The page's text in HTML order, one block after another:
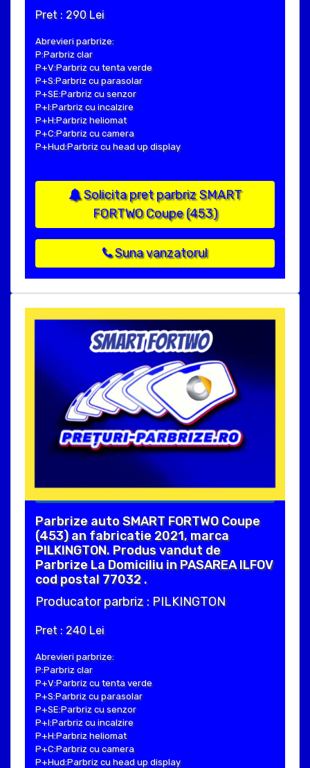
Pret : 290 Lei
Abrevieri parbrize:
P:Parbriz clar
P+V:Parbriz cu tenta verde
P+S:Parbriz cu parasolar
P+SE:Parbriz cu senzor
P+I:Parbriz cu incalzire
P+H:Parbriz heliomat
P+C:Parbriz cu camera
P+Hud:Parbriz cu head up display
Solicita pret parbriz SMART
FORTWO Coupe (453)
Suna vanzatorul
Parbrize auto SMART FORTWO Coupe
(453) an fabricatie 2021, marca
PILKINGTON. Produs vandut de
Parbrize La Domiciliu in PASAREA ILFOV
cod postal 77032 .
Producator parbriz : PILKINGTON
Pret : 240 Lei
Abrevieri parbrize:
P:Parbriz clar
P+V:Parbriz cu tenta verde
P+S:Parbriz cu parasolar
P+SE:Parbriz cu senzor
P+I:Parbriz cu incalzire
P+H:Parbriz heliomat
P+C:Parbriz cu camera
P+Hud:Parbriz cu head up display